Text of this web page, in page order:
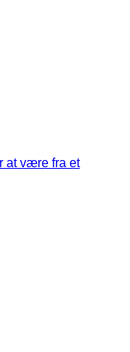
at være fra et